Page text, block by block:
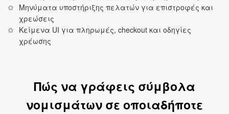
Μηνύματα υποστήριξης πελατών για επιστροφές και
χρεώσεις
Κείμενα UI για πληρωμές, checkout και οδηγίες
χρέωσης
Πώς να γράφεις σύμβολα
νομισμάτων σε οποιαδήποτε